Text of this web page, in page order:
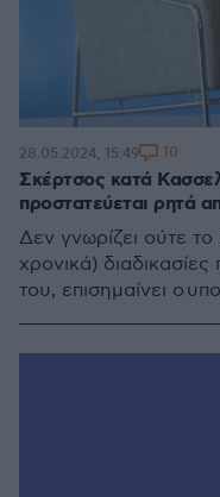
Σκέρτσος κατά
προστατεύεται ρητά
Δεν γνωρίζει ούτε
χρονικά)
του, επισημαίνει ο
28.05.2024, 15:49 10